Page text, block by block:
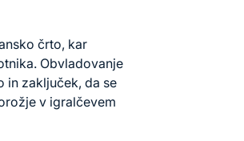
črto, kar
Obvladovanje
in zaključek, da se
v igralčevem